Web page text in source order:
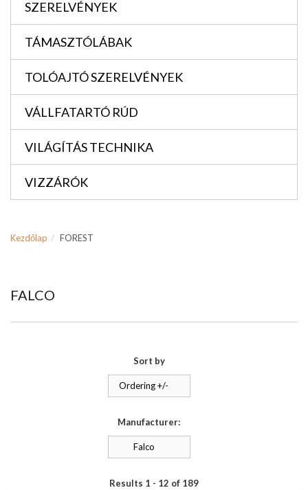
SZERELVÉNYEK
TÁMASZTÓLÁBAK
TOLÓAJTÓ SZERELVÉNYEK
VÁLLFATARTÓ RÚD
VILÁGÍTÁS TECHNIKA
VIZZÁRÓK
Kezdőlap FOREST
FALCO
Sort by
Ordering +/-
Manufacturer:
Falco
Results 1 - 12 of 189